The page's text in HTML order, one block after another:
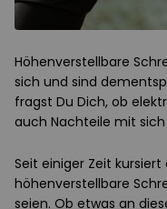
Höhenverstellbare
sich und sind
fragst Du Dich, ob
auch Nachteile mit
Seit einiger Zeit
höhenverstellbare
seien. Ob etwas an